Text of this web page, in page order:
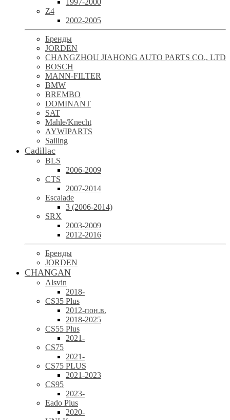
1997-2000
Z4
2002-2005
Бренды
JORDEN
CHANGZHOU JIAHONG AUTO PARTS CO., LTD
BOSCH
MANN-FILTER
BMW
BREMBO
DOMINANT
SAT
Mahle/Knecht
AYWIPARTS
Sailing
Cadillac
BLS
2006-2009
CTS
2007-2014
Escalade
3 (2006-2014)
SRX
2003-2009
2012-2016
Бренды
JORDEN
CHANGAN
Alsvin
2018-
CS35 Plus
2012-пон.в.
2018-2025
CS55 Plus
2021-
CS75
2021-
CS75 PLUS
2021-2023
CS95
2023-
Eado Plus
2020-